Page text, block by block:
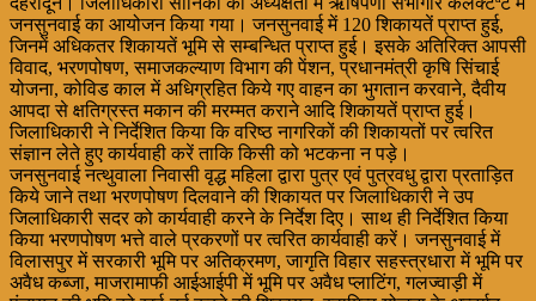
जनसुनवाई का आयोजन किया गया। जनसुनवाई में 120 शिकायतें प्राप्त हुई,
जिनमें अधिकतर शिकायतें भूमि से सम्बन्धित प्राप्त हुई। इसके अतिरिक्त आपसी
विवाद, भरणपोषण, समाजकल्याण विभाग की पेंशन, प्रधानमंत्री कृषि सिंचाई
योजना, कोविड काल में अधिग्रहित किये गए वाहन का भुगतान करवाने, दैवीय
आपदा से क्षतिग्रस्त मकान की मरम्मत कराने आदि शिकायतें प्राप्त हुई।
जिलाधिकारी ने निर्देशित किया कि वरिष्ठ नागरिकों की शिकायतों पर त्वरित
संज्ञान लेते हुए कार्यवाही करें ताकि किसी को भटकना न पड़े।
जनसुनवाई नत्थुवाला निवासी वृद्ध महिला द्वारा पुत्र एवं पुत्रवधु द्वारा प्रताड़ित
किये जाने तथा भरणपोषण दिलवाने की शिकायत पर जिलाधिकारी ने उप
जिलाधिकारी सदर को कार्यवाही करने के निर्देश दिए। साथ ही निर्देशित किया
किया भरणपोषण भत्ते वाले प्रकरणों पर त्वरित कार्यवाही करें। जनसुनवाई में
विलासपुर में सरकारी भूमि पर अतिक्रमण, जागृति विहार सहस्त्रधारा में भूमि पर
अवैध कब्जा, माजरामाफी आईआईपी में भूमि पर अवैध प्लाटिंग, गलज्वाड़ी में